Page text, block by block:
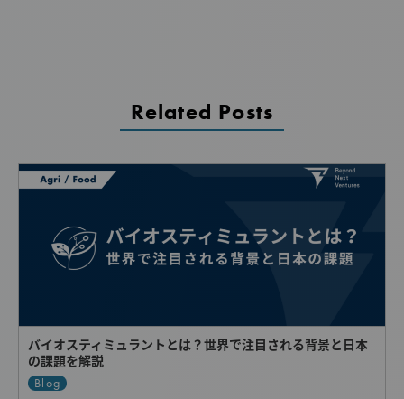
Related Posts
バイオスティミュラントとは？世界で注目される背景と日本
の課題を解説
Blog